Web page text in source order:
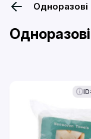
Одноразові